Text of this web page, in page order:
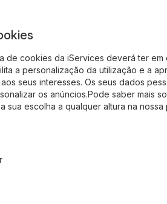
de cookies da iServices deverá ter
a personalização da utilização e a
seus interesses. Os seus dados
os anúncios.Pode saber mais
sua escolha a qualquer altura na nossa